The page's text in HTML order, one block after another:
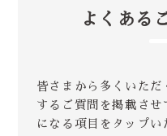
よくある
皆さまから多くいただ
するご質問を掲載さ
になる項目をタップい